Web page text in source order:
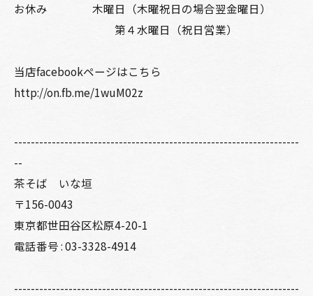
お休み 木曜日（木曜祝日の場合翌金曜日）
第４水曜日（祝日営業）
当店facebookページはこちら
http://on.fb.me/1wuM02z
--------------------------------------------------------------------
--
茶そば いな垣
〒156-0043
東京都世田谷区松原4-20-1
電話番号 : 03-3328-4914
--------------------------------------------------------------------